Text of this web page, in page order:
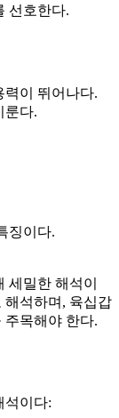
선호한다.
력이 뛰어나다.
룬다.
징이다.
세밀한 해석이
해석하며, 육십갑
주목해야 한다.
석이다: